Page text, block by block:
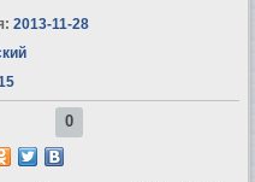
2013-11-28
0